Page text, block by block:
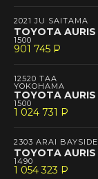
2021 JU SAITAMA
TOYOTA AURIS
1500
901 745 P
--
12520 TAA
YOKOHAMA
TOYOTA AURIS
1500
1 024 731 P
--
2303 ARAI BAYSIDE
TOYOTA AURIS
1490
1 054 323 P
--